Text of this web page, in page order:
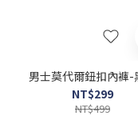
男士莫代爾鈕扣內褲-
NT$299
NT$499